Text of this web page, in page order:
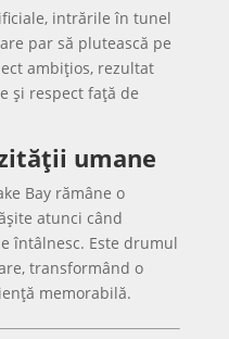
intrările în tunel
par să plutească pe
ambițios, rezultat
și respect față de
umane
Bay rămâne o
atunci când
întâlnesc. Este drumul
transformând o
memorabilă.